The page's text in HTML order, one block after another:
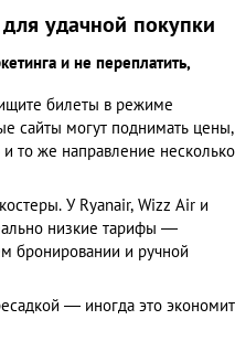
удачной покупки
и не переплатить,
билеты в режиме
сайты могут поднимать цены,
то же направление несколько
У Ryanair, Wizz Air и
низкие тарифы —
бронировании и ручной
— иногда это экономит